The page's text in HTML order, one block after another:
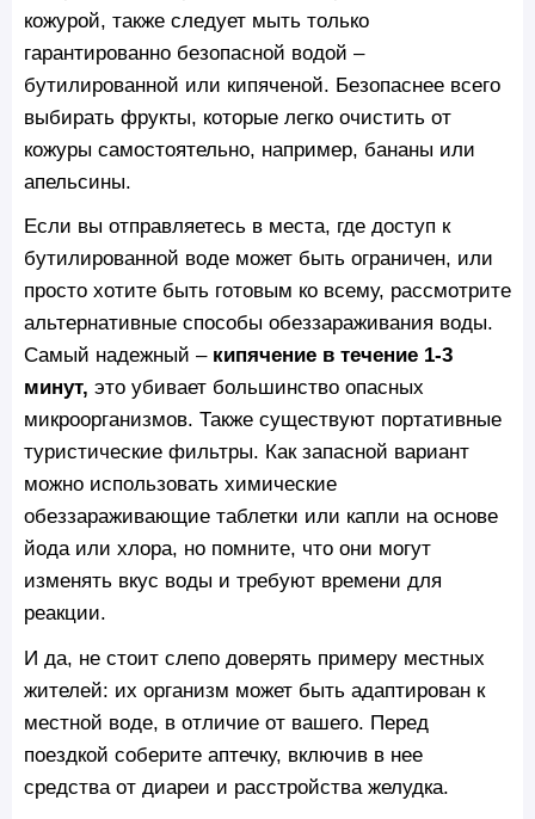
кожурой, также следует мыть только
гарантированно безопасной водой –
бутилированной или кипяченой. Безопаснее всего
выбирать фрукты, которые легко очистить от
кожуры самостоятельно, например, бананы или
апельсины.
Если вы отправляетесь в места, где доступ к
бутилированной воде может быть ограничен, или
просто хотите быть готовым ко всему, рассмотрите
альтернативные способы обеззараживания воды.
Самый надежный – кипячение в течение 1-3
минут, это убивает большинство опасных
микроорганизмов. Также существуют портативные
туристические фильтры. Как запасной вариант
можно использовать химические
обеззараживающие таблетки или капли на основе
йода или хлора, но помните, что они могут
изменять вкус воды и требуют времени для
реакции.
И да, не стоит слепо доверять примеру местных
жителей: их организм может быть адаптирован к
местной воде, в отличие от вашего. Перед
поездкой соберите аптечку, включив в нее
средства от диареи и расстройства желудка.